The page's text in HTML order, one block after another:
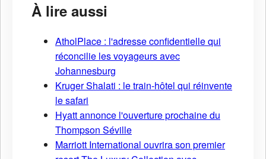
À lire aussi
AtholPlace : l'adresse confidentielle qui
réconcilie les voyageurs avec
Johannesburg
Kruger Shalati : le train-hôtel qui réinvente
le safari
Hyatt annonce l'ouverture prochaine du
Thompson Séville
Marriott International ouvrira son premier